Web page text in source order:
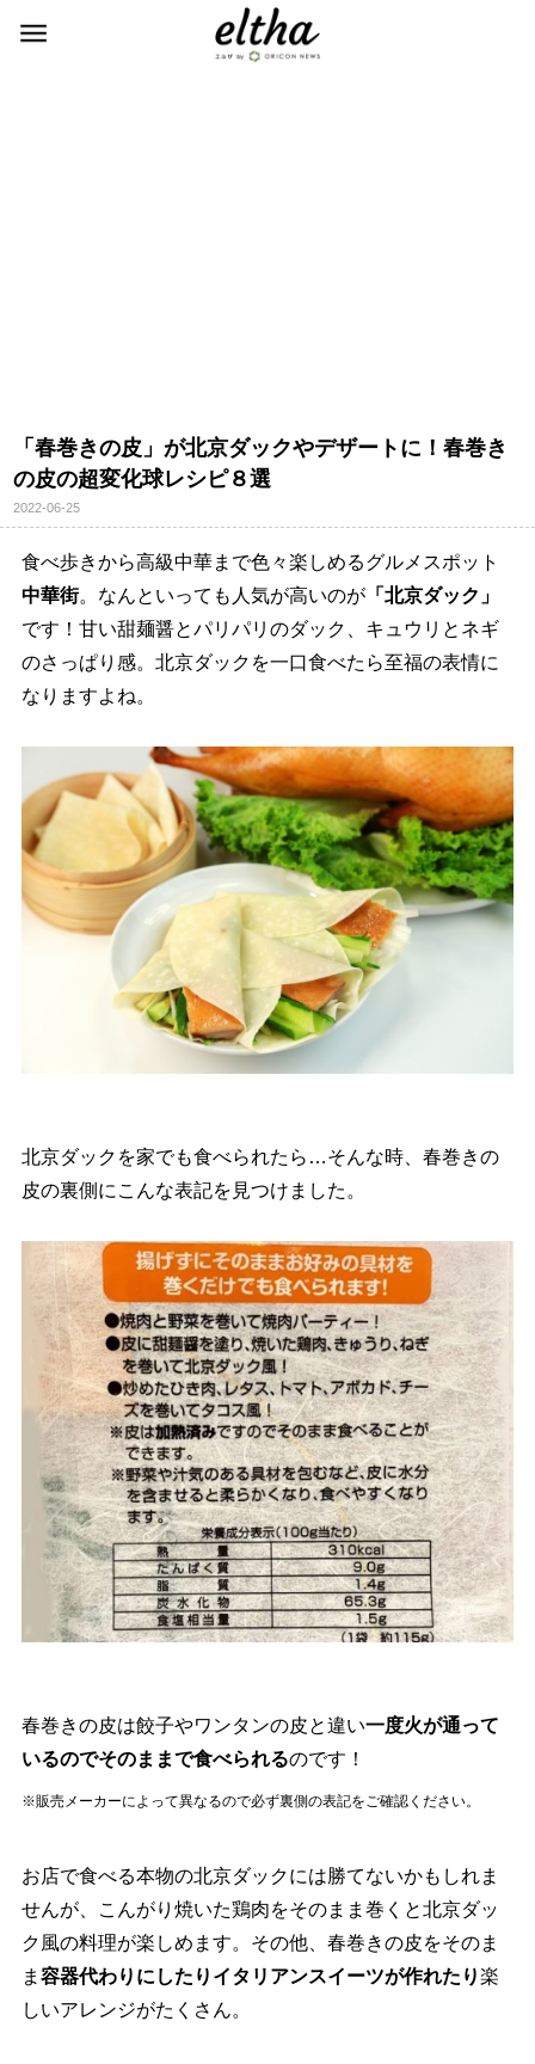
「春巻きの皮」が北京ダックやデザートに！春巻き
の皮の超変化球レシピ８選
2022-06-25
食べ歩きから高級中華まで色々楽しめるグルメスポット
中華街。なんといっても人気が高いのが「北京ダック」
です！甘い甜麺醤とパリパリのダック、キュウリとネギ
のさっぱり感。北京ダックを一口食べたら至福の表情に
なりますよね。
北京ダックを家でも食べられたら…そんな時、春巻きの
皮の裏側にこんな表記を見つけました。
春巻きの皮は餃子やワンタンの皮と違い一度火が通って
いるのでそのままで食べられるのです！
※販売メーカーによって異なるので必ず裏側の表記をご確認ください。
お店で食べる本物の北京ダックには勝てないかもしれま
せんが、こんがり焼いた鶏肉をそのまま巻くと北京ダッ
ク風の料理が楽しめます。その他、春巻きの皮をそのま
ま 容器代わりにしたりイタリアンスイーツが作れたり楽
しいアレンジがたくさん。